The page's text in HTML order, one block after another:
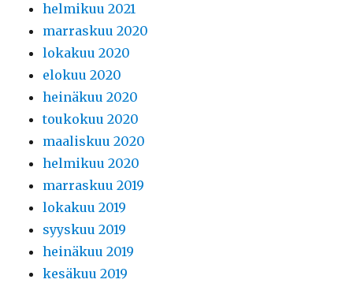
helmikuu 2021
marraskuu 2020
lokakuu 2020
elokuu 2020
heinäkuu 2020
toukokuu 2020
maaliskuu 2020
helmikuu 2020
marraskuu 2019
lokakuu 2019
syyskuu 2019
heinäkuu 2019
kesäkuu 2019